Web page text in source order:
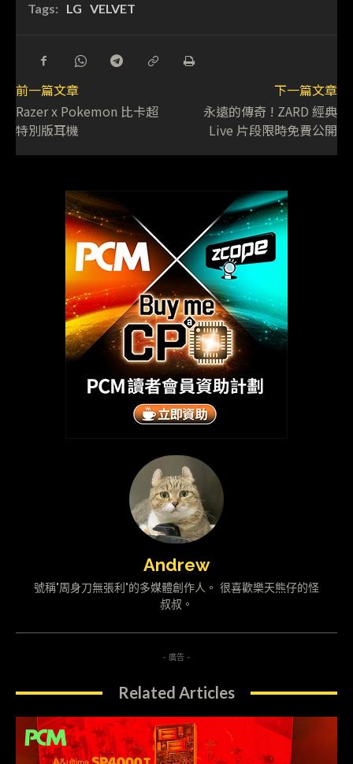
Tags: LG VELVET
前一篇文章
Razer x Pokemon 比卡超
特別版耳機
下一篇文章
永遠的傳奇 ! ZARD 經典
Live 片段限時免費公開
Andrew
號稱"周身刀無張利"的多媒體創作人。 很喜歡樂天熊仔的怪
叔叔。
- 廣告 -
Related Articles